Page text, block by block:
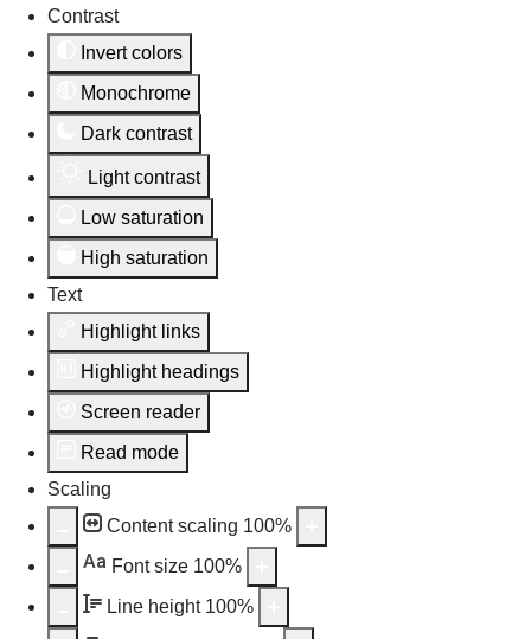
Contrast
Invert colors
Monochrome
Dark contrast
Light contrast
Low saturation
High saturation
Text
Highlight links
Highlight headings
Screen reader
Read mode
Scaling
Content scaling 100%
Aa Font size 100%
Line height 100%